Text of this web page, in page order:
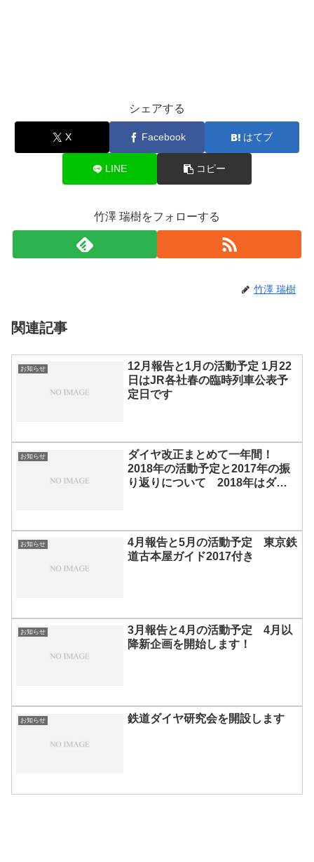
シェアする
X Facebook はてブ
LINE コピー
竹澤 瑞樹をフォローする
竹澤 瑞樹
関連記事
お知らせ
12月報告と1月の活動予定 1月22
日はJR各社春の臨時列車公表予
定日です
お知らせ
ダイヤ改正まとめて一年間！
2018年の活動予定と2017年の振
り返りについて 2018年はダイ
お知らせ
4月報告と5月の活動予定 東京鉄
道古本屋ガイド2017付き
お知らせ
3月報告と4月の活動予定 4月以
降新企画を開始します！
お知らせ 鉄道ダイヤ研究会を開設します